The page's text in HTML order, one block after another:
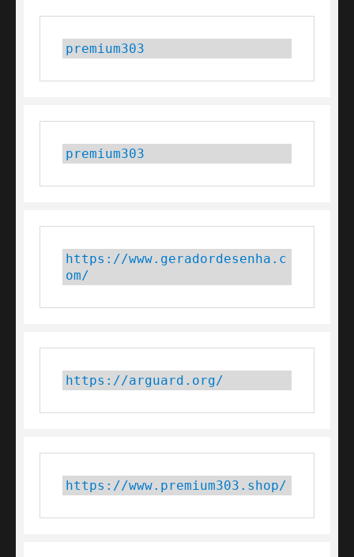
premium303
premium303
https://www.geradordesenha.c
om/
https://arguard.org/
https://www.premium303.shop/